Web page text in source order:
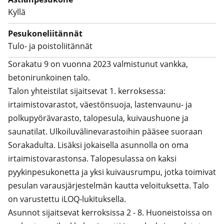
Olisiko tässä sinulle uusi elämäsi koti? Tervetuloa
näytölle tutustumaan ja ihastumaan!
Kyllä
Pesukoneliitännät
Tulo- ja poistoliitännät
Sorakatu 9 on vuonna 2023 valmistunut vankka,
betonirunkoinen talo.
Talon yhteistilat sijaitsevat 1. kerroksessa:
irtaimistovarastot, väestönsuoja, lastenvaunu- ja
polkupyörävarasto, talopesula, kuivaushuone ja
saunatilat. Ulkoiluvälinevarastoihin pääsee suoraan
Sorakadulta. Lisäksi jokaisella asunnolla on oma
irtaimistovarastonsa. Talopesulassa on kaksi
pyykinpesukonetta ja yksi kuivausrumpu, jotka toimivat
pesulan varausjärjestelmän kautta veloituksetta. Talo
on varustettu iLOQ-lukituksella.
Asunnot sijaitsevat kerroksissa 2 - 8. Huoneistoissa on